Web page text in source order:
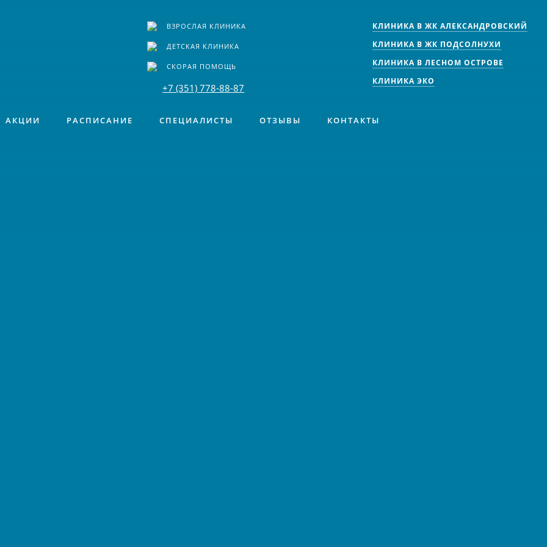
ВЗРОСЛАЯ КЛИНИКА
ДЕТСКАЯ КЛИНИКА
СКОРАЯ ПОМОЩЬ
+7 (351) 778-88-87
КЛИНИКА В ЖК АЛЕКСАНДРОВСКИЙ
КЛИНИКА В ЖК ПОДСОЛНУХИ
КЛИНИКА В ЛЕСНОМ ОСТРОВЕ
КЛИНИКА ЭКО
АКЦИИ РАСПИСАНИЕ СПЕЦИАЛИСТЫ ОТЗЫВЫ КОНТАКТЫ